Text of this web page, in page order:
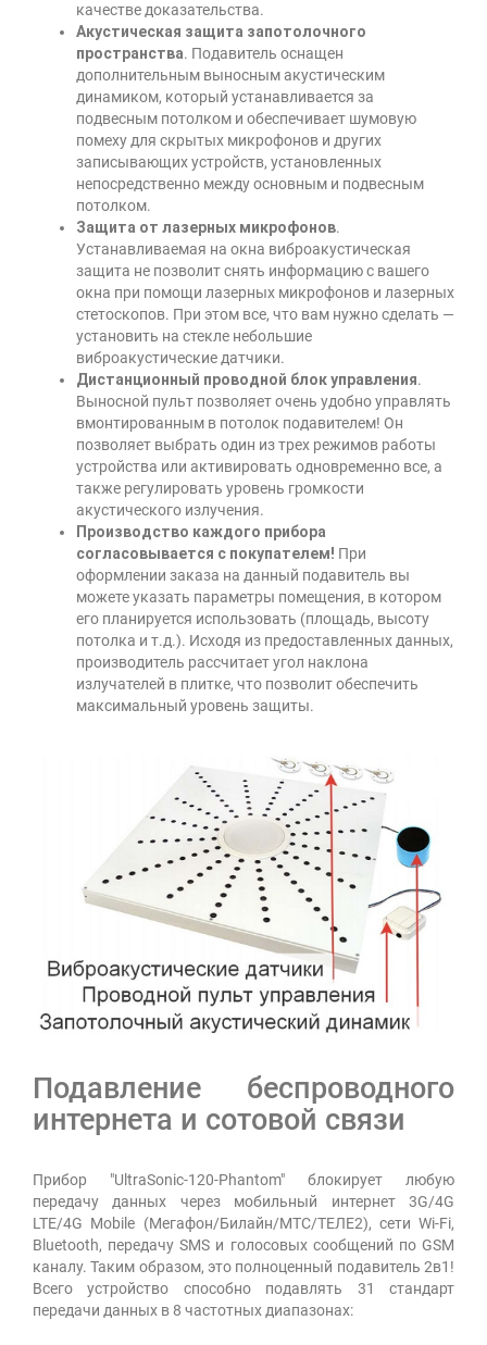
качестве доказательства.
Акустическая защита запотолочного
пространства. Подавитель оснащен
дополнительным выносным акустическим
динамиком, который устанавливается за
подвесным потолком и обеспечивает шумовую
помеху для скрытых микрофонов и других
записывающих устройств, установленных
непосредственно между основным и подвесным
потолком.
Защита от лазерных микрофонов.
Устанавливаемая на окна виброакустическая
защита не позволит снять информацию с вашего
окна при помощи лазерных микрофонов и лазерных
стетоскопов. При этом все, что вам нужно сделать —
установить на стекле небольшие
виброакустические датчики.
Дистанционный проводной блок управления.
Выносной пульт позволяет очень удобно управлять
вмонтированным в потолок подавителем! Он
позволяет выбрать один из трех режимов работы
устройства или активировать одновременно все, а
также регулировать уровень громкости
акустического излучения.
Производство каждого прибора
согласовывается с покупателем! При
оформлении заказа на данный подавитель вы
можете указать параметры помещения, в котором
его планируется использовать (площадь, высоту
потолка и т.д.). Исходя из предоставленных данных,
производитель рассчитает угол наклона
излучателей в плитке, что позволит обеспечить
максимальный уровень защиты.
Подавление беспроводного
интернета и сотовой связи
Прибор "UltraSonic-120-Рhantom" блокирует любую
передачу данных через мобильный интернет 3G/4G
LTE/4G Mobile (Мегафон/Билайн/МТС/ТЕЛЕ2), сети Wi-Fi,
Bluetooth, передачу SMS и голосовых сообщений по GSM
каналу. Таким образом, это полноценный подавитель 2в1!
Всего устройство способно подавлять 31 стандарт
передачи данных в 8 частотных диапазонах: